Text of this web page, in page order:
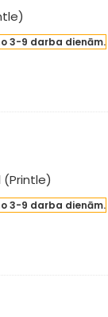
3-9 darba dienām.
(Printle)
3-9 darba dienām.